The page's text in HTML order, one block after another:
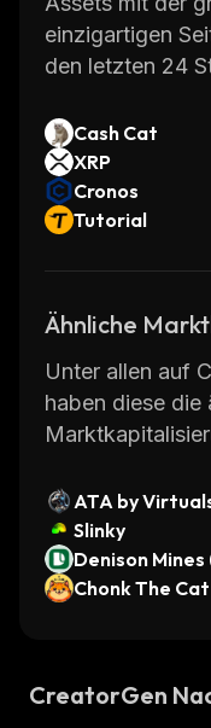
einzigartigen
den letzten 24
Cash Cat
XRP
Cronos
Tutorial
Ähnliche
Unter allen auf
haben diese die
ATA by
Slinky
Denison Mines
o Tokenized
Chonk The Cat
CreatorGen